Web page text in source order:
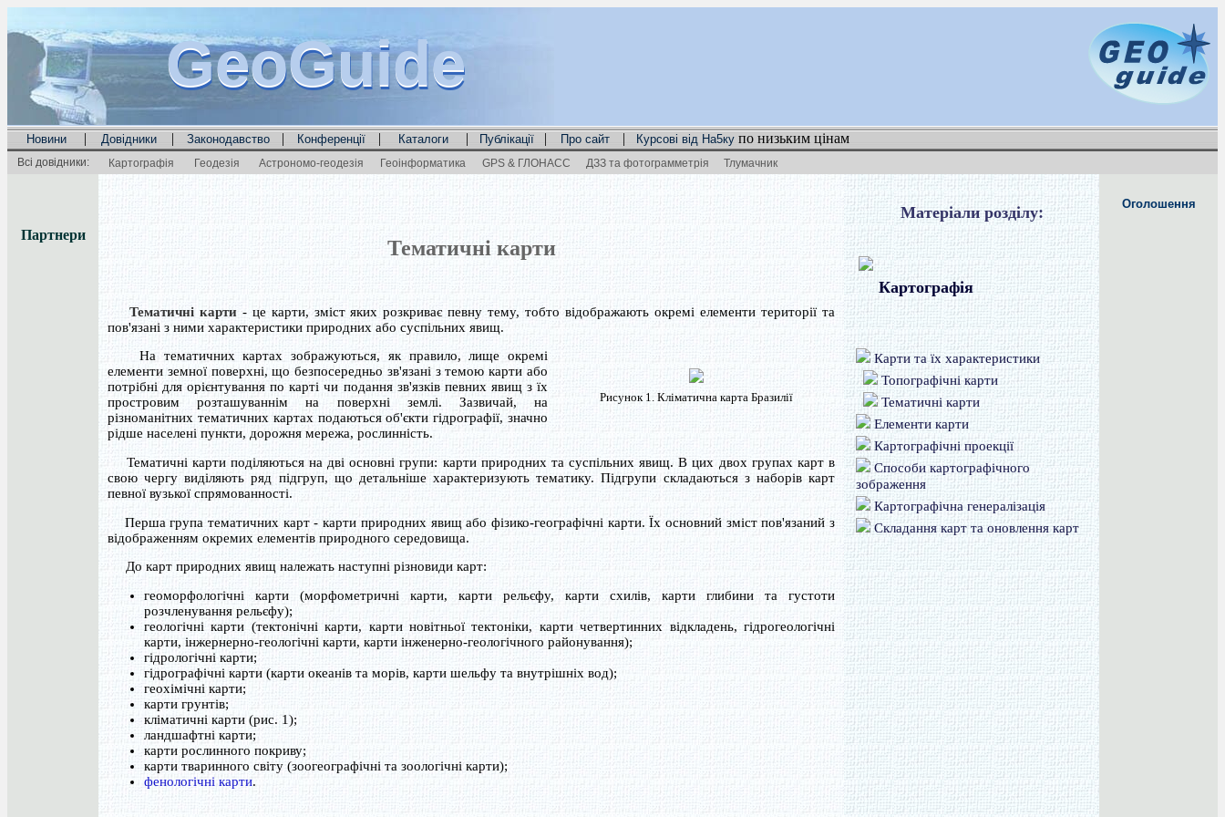
GeoGuide
GeoGuide
GeoGuide
Новини | Довідники | Законодавство | Конференції | Каталоги | Публікації | Про сайт | Курсові від На5ку по низьким цінам
Всі довідники: Картографія Геодезія Астрономо-геодезія Геоінформатика GPS & ГЛОНАСС ДЗЗ та фотограмметрія Тлумачник
Партнери Тематичні карти
Тематичні карти- це карти, зміст яких розкриває певну тему, тобто відображають окремі елементи території та
пов'язані з ними характеристики природних або суспільних явищ.
Рисунок 1. Кліматична карта Бразилії
На тематичних картах зображуються, як правило, лище окремі
елементи земної поверхні, що безпосередньо зв'язані з темою карти або
потрібні для орієнтування по карті чи подання зв'язків певних явищ з їх
простровим розташуваннім на поверхні землі. Зазвичай, на
різноманітних тематичних картах подаються об'єкти гідрографії, значно
рідше населені пункти, дорожня мережа, рослинність.
Тематичні карти поділяються на дві основні групи: карти природних та суспільних явищ. В цих двох групах карт в
свою чергу виділяють ряд підгруп, що детальніше характеризують тематику. Підгрупи складаються з наборів карт
певної вузької спрямованності.
Перша група тематичних карт - карти природних явищ або фізико-географічні карти. Їх основний зміст пов'язаний з
відображенням окремих елементів природного середовища.
До карт природних явищ належать наступні різновиди карт:
геоморфологічні карти (морфометричні карти, карти рельєфу, карти схилів, карти глибини та густоти
розчленування рельєфу);
геологічні карти (тектонічні карти, карти новітньої тектоніки, карти четвертинних відкладень, гідрогеологічні
карти, інжернерно-геологічні карти, карти інженерно-геологічного районування);
гідрологічні карти;
гідрографічні карти (карти океанів та морів, карти шельфу та внутрішніх вод);
геохімічні карти;
карти грунтів;
кліматичні карти (рис. 1);
ландшафтні карти;
карти рослинного покриву;
карти тваринного світу (зоогеографічні та зоологічні карти);
фенологічні карти.
Матеріали розділу:
Картографія
Карти та їх характеристики
Топографічні карти
Тематичні карти
Елементи карти
Картографічні проекції
Способи картографічного
зображення
Картографічна генералізація
Складання карт та оновлення карт
Оголошення